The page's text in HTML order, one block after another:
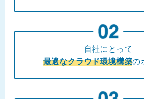
自社にとって
最適なクラウド環境構築の